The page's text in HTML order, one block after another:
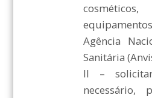
Agência
Sanitária
II –
necessário,